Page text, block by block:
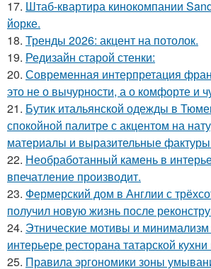
17. Штаб-квартира кинокомпании
йорке.
18. Тренды 2026: акцент на потолок.
19. Редизайн старой стенки:
20. Современная интерпретация
это не о вычурности, а о комфорте и
21. Бутик итальянской одежды в
спокойной палитре с акцентом на
материалы и выразительные
22. Необработанный камень в
впечатление производит.
23. Фермерский дом в Англии с
получил новую жизнь после
24. Этнические мотивы и
интерьере ресторана татарской
25. Правила эргономики зоны